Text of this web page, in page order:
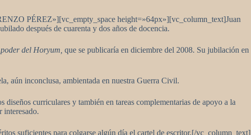
PÉREZ»][vc_empty_space height=»64px»][vc_column_text]Juan
después de cuarenta y dos años de docencia.
del Horyum, que se publicaría en diciembre del 2008. Su jubilación en
aún inconclusa, ambientada en nuestra Guerra Civil.
curriculares y también en tareas complementarias de apoyo a la
interesado.
suficientes para colgarse algún día el cartel de escritor.[/vc_column_text]